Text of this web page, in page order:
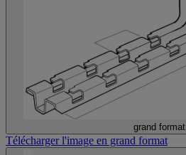
grand format
Télécharger l'image en grand format